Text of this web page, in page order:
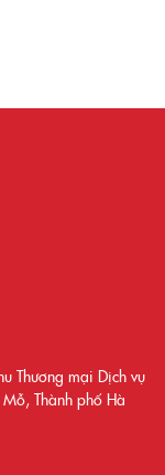
Thương mại Dịch vụ
Thành phố Hà